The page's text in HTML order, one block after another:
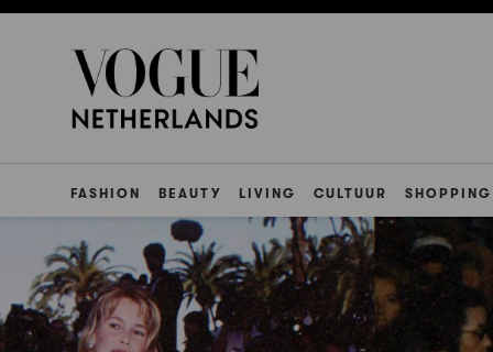
FASHION BEAUTY LIVING CULTUUR SHOPPING